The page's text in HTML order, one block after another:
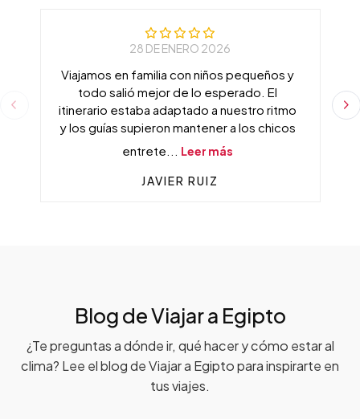
28 DE ENERO 2026
Viajamos en familia con niños pequeños y
todo salió mejor de lo esperado. El
itinerario estaba adaptado a nuestro ritmo
y los guías supieron mantener a los chicos
entrete... Leer más
JAVIER RUIZ
Blog de Viajar a Egipto
¿Te preguntas a dónde ir, qué hacer y cómo estar al
clima? Lee el blog de Viajar a Egipto para inspirarte en
tus viajes.